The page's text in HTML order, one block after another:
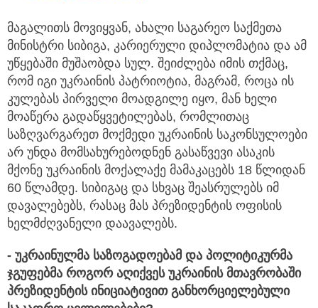
მაგალითს მოვიყვან, ახალი საგარეო საქმეთა
მინისტრი სიბიგა, კარიერული დიპლომატია და ამ
უწყებაში მუშაობდა სულ. შეიძლება იმის თქმაც,
რომ იგი უკრაინის პატრიოტია, მაგრამ, როცა ის
კულებას პირველი მოადგილე იყო, მან ხელი
მოაწერა გადაწყვეტილებას, რომლითაც
საზღვარგარეთ მოქმედი უკრაინის საკონსულოები
არ უნდა მომსახურებოდნენ გასაწვევი ასაკის
მქონე უკრაინის მოქალაქე მამაკაცებს 18 წლიდან
60 წლამდე. სიბიგაც და სხვაც შეასრულებს იმ
დავალებებს, რასაც მას პრეზიდენტის ოფისის
ხელმძღვანელი დაავალებს.
- უკრაინულმა საზოგადოებამ და პოლიტიკურმა
ჯგუფებმა როგორ აღიქვეს უკრაინის მთავრობაში
პრეზიდენტის ინიციატივით განხორციელებული